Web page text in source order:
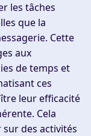
les tâches
que la
Cette
aux
de temps et
ces
leur efficacité
Cela
des activités